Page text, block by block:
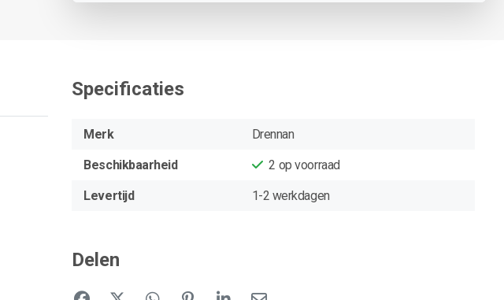
Specificaties
Merk Drennan
Beschikbaarheid 2 op voorraad
Levertijd 1-2 werkdagen
Delen